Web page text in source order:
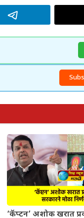
‘कॅप्टन’ अशोक खरात